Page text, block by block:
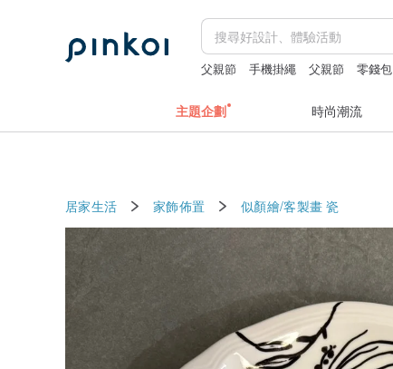
父親節 手機掛繩 父親節 零錢包
主題企劃 時尚潮流
居家生活 家飾佈置 似顏繪/客製畫 瓷